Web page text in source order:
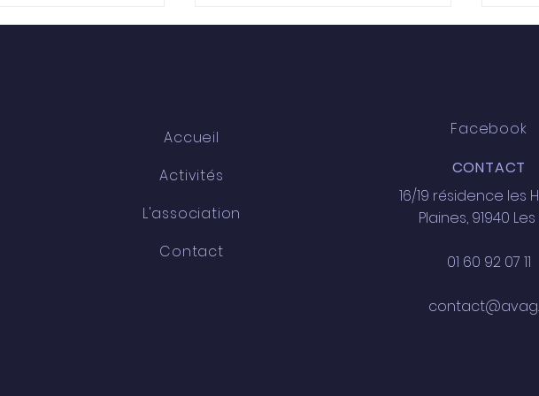
Canicule - 11 juillet
Accueil
Activités
L'association
Contact
Facebook
CONTACT
16/19 résidence les
Plaines, 91940 Les
01 60 92 07 11